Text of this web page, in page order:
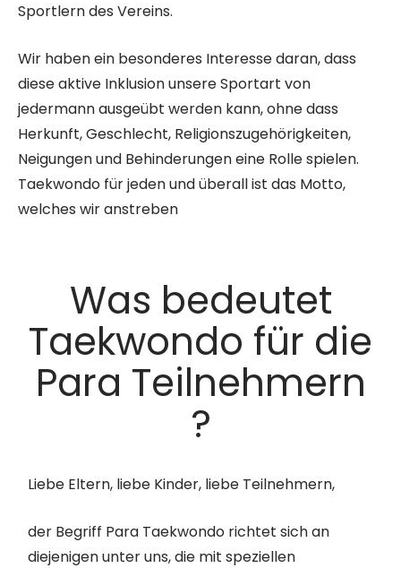
Sportlern des Vereins.
Wir haben ein besonderes Interesse daran, dass
diese aktive Inklusion unsere Sportart von
jedermann ausgeübt werden kann, ohne dass
Herkunft, Geschlecht, Religionszugehörigkeiten,
Neigungen und Behinderungen eine Rolle spielen.
Taekwondo für jeden und überall ist das Motto,
welches wir anstreben
Was bedeutet
Taekwondo für die
Para Teilnehmern
?
Liebe Eltern, liebe Kinder, liebe Teilnehmern,
der Begriff Para Taekwondo richtet sich an
diejenigen unter uns, die mit speziellen